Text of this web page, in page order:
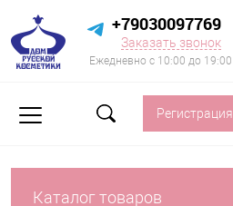
+79030097769
Заказать звонок
Ежедневно с 10:00 до 19:00
Регистрация
Каталог товаров